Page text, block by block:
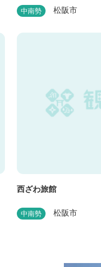
中南勢 松阪市
西ざわ旅館
中南勢 松阪市